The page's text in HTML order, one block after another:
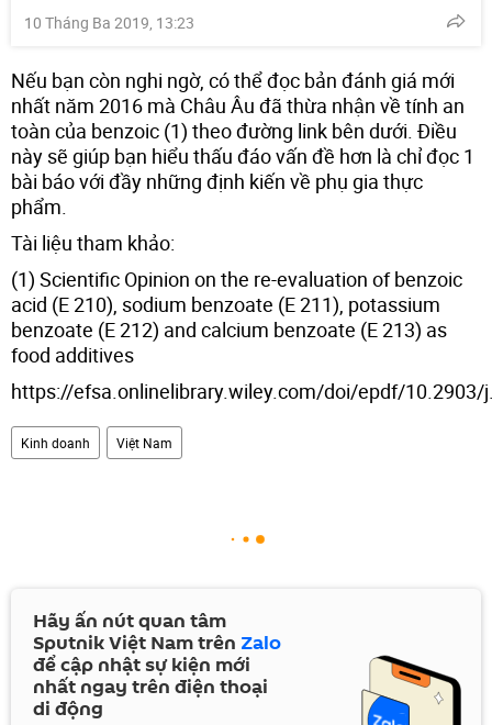
10 Tháng Ba 2019, 13:23
Nếu bạn còn nghi ngờ, có thể đọc bản đánh giá mới
nhất năm 2016 mà Châu Âu đã thừa nhận về tính an
toàn của benzoic (1) theo đường link bên dưới. Điều
này sẽ giúp bạn hiểu thấu đáo vấn đề hơn là chỉ đọc 1
bài báo với đầy những định kiến về phụ gia thực
phẩm.
Tài liệu tham khảo:
(1) Scientific Opinion on the re-evaluation of benzoic
acid (E 210), sodium benzoate (E 211), potassium
benzoate (E 212) and calcium benzoate (E 213) as
food additives
https://efsa.onlinelibrary.wiley.com/doi/epdf/10.2903/
Kinh doanh Việt Nam
Hãy ấn nút quan tâm
Sputnik Việt Nam trên Zalo
để cập nhật sự kiện mới
nhất ngay trên điện thoại
di động